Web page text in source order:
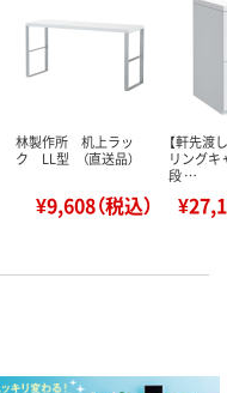
林製作所 机上ラッ
ク LL型 （直送品）
¥9,608（税込）
【軒先渡
リングキ
段 …